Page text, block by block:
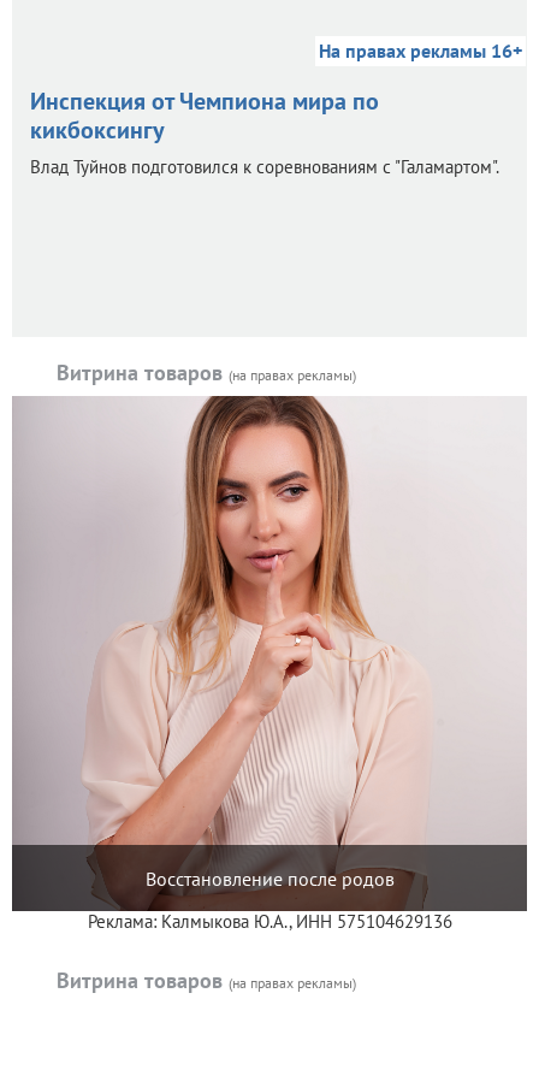
На правах рекламы 16+
Инспекция от Чемпиона мира по
кикбоксингу
Влад Туйнов подготовился к соревнованиям с "Галамартом".
Витрина товаров (на правах рекламы)
Восстановление после родов
Реклама: Калмыкова Ю.А., ИНН 575104629136
Витрина товаров (на правах рекламы)